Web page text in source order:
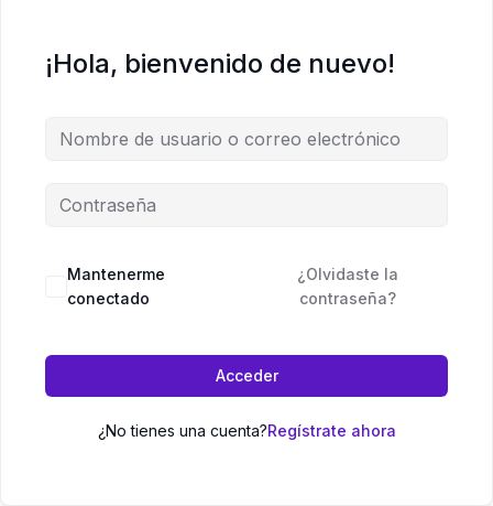
¡Hola, bienvenido de nuevo!
Mantenerme
conectado
¿Olvidaste la
contraseña?
Acceder
¿No tienes una cuenta?Regístrate ahora